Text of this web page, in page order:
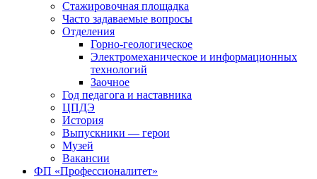
Стажировочная площадка
Часто задаваемые вопросы
Отделения
Горно-геологическое
Электромеханическое и информационных
технологий
Заочное
Год педагога и наставника
ЦПДЭ
История
Выпускники — герои
Музей
Вакансии
ФП «Профессионалитет»